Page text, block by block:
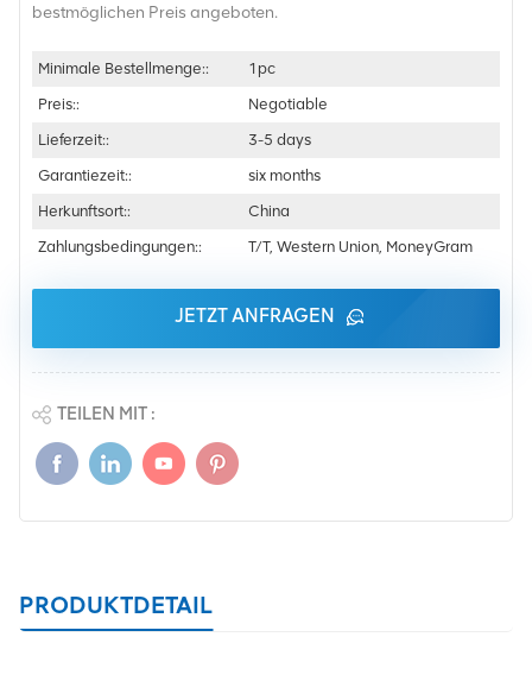
bestmöglichen Preis angeboten.
Minimale Bestellmenge::
1pc
Preis::
Negotiable
Lieferzeit::
3-5 days
Garantiezeit::
six months
Herkunftsort::
China
Zahlungsbedingungen::
T/T, Western Union, MoneyGram
JETZT ANFRAGEN
TEILEN MIT :
PRODUKTDETAIL